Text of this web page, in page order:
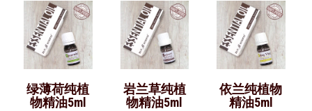
绿薄荷纯植
物精油5ml
岩兰草纯植
物精油5ml
依兰纯植物
精油5ml